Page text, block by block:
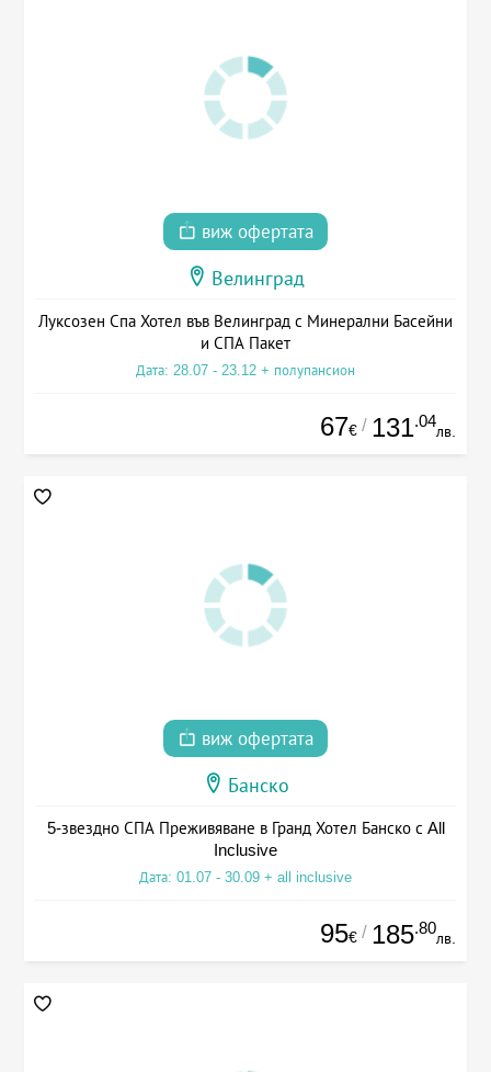
виж офертата
Велинград
Луксозен Спа Хотел във Велинград с Минерални Басейни
и СПА Пакет
Дата: 28.07 - 23.12 + полупансион
67€ / 131.04
лв.
виж офертата
Банско
5-звездно СПА Преживяване в Гранд Хотел Банско с All
Inclusive
Дата: 01.07 - 30.09 + all inclusive
95€ / 185.80
лв.